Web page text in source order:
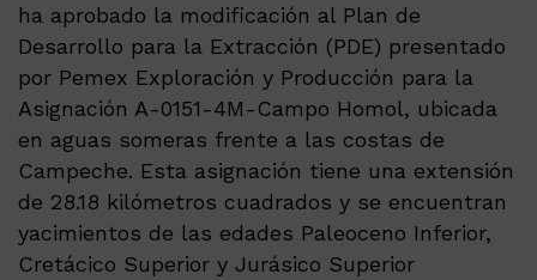
ha aprobado la modificación al Plan de
Desarrollo para la Extracción (PDE) presentado
por Pemex Exploración y Producción para la
Asignación A-0151-4M-Campo Homol, ubicada
en aguas someras frente a las costas de
Campeche. Esta asignación tiene una extensión
de 28.18 kilómetros cuadrados y se encuentran
yacimientos de las edades Paleoceno Inferior,
Cretácico Superior y Jurásico Superior